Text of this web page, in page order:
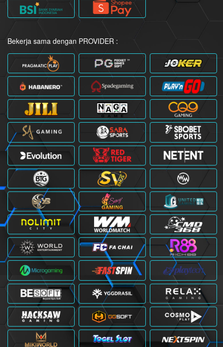
Bekerja sama dengan PROVIDER :